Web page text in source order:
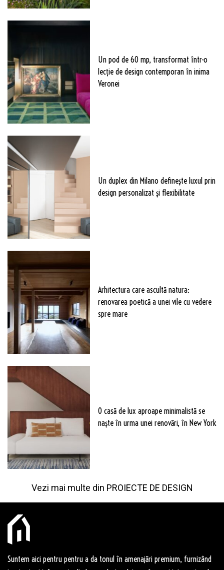
Un pod de 60 mp, transformat într-o
lecție de design contemporan în inima
Veronei
Un duplex din Milano definește luxul prin
design personalizat și flexibilitate
Arhitectura care ascultă natura:
renovarea poetică a unei vile cu vedere
spre mare
O casă de lux aproape minimalistă se
naște în urma unei renovări, în New York
Vezi mai multe din PROIECTE DE DESIGN
Suntem aici pentru pentru a da tonul în amenajări premium, furnizând